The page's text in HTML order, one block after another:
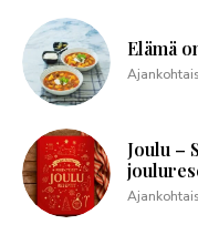
Elämä
Joulu –